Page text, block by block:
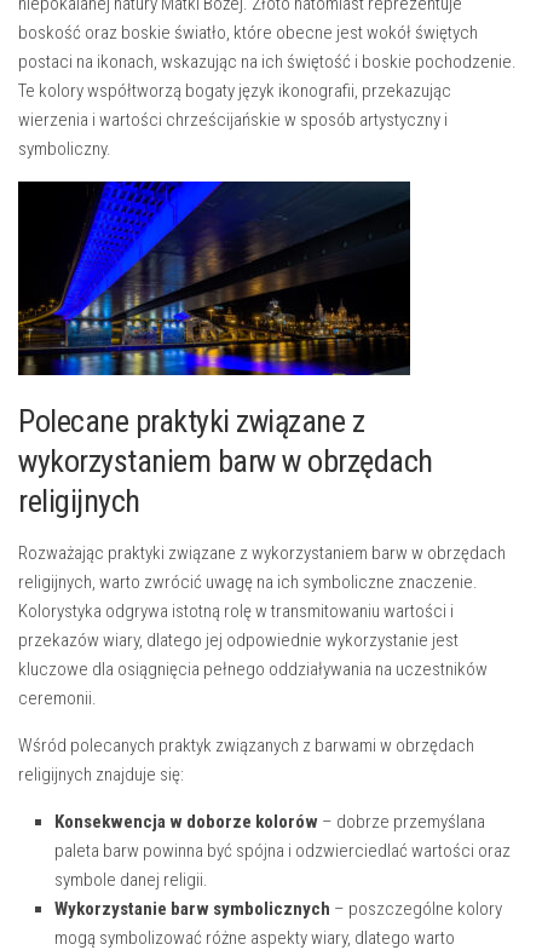
boskość oraz boskie światło, które obecne jest wokół świętych
postaci na ‍ikonach, wskazując na ich świętość i boskie pochodzenie.
Te ​kolory współtworzą bogaty język ikonografii, ‌przekazując
wierzenia i wartości chrześcijańskie w sposób artystyczny i
symboliczny.
Polecane praktyki związane z
wykorzystaniem barw w obrzędach
religijnych
Rozważając praktyki związane​ z wykorzystaniem barw w obrzędach
religijnych, warto zwrócić uwagę na ich symboliczne‌ znaczenie.
Kolorystyka ​odgrywa istotną ‌rolę⁤ w transmitowaniu wartości i
przekazów wiary, dlatego jej odpowiednie⁤ wykorzystanie jest
kluczowe dla osiągnięcia pełnego oddziaływania‍ na uczestników
ceremonii.
Wśród polecanych‌ praktyk związanych z barwami⁤ w obrzędach
religijnych znajduje się:
Konsekwencja w doborze kolorów – dobrze przemyślana
paleta barw powinna być spójna​ i odzwierciedlać wartości oraz
symbole danej ​religii.
Wykorzystanie barw symbolicznych – poszczególne ‍kolory
mogą symbolizować różne aspekty wiary, dlatego warto